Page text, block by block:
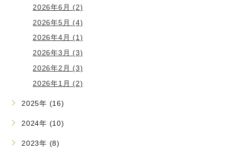
2026年6月 (2)
2026年5月 (4)
2026年4月 (1)
2026年3月 (3)
2026年2月 (3)
2026年1月 (2)
2025年 (16)
2024年 (10)
2023年 (8)